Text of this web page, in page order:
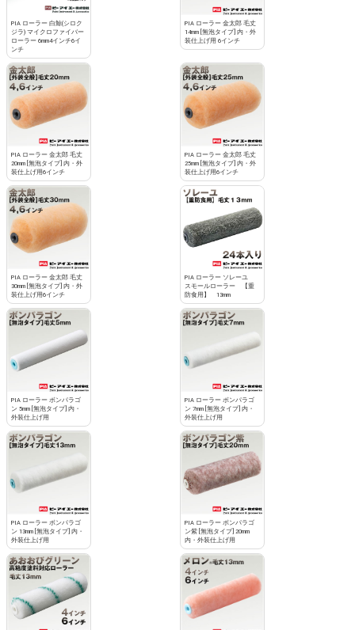
PIA ローラー 白鯨(シロク
ジラ) マイクロファイバー
ローラー 6mm4インチ6イ
ンチ
PIA ローラー 金太郎 毛丈
14mm [無泡タイプ] 内・外
装仕上げ用 6インチ
PIA ローラー 金太郎 毛丈
20mm [無泡タイプ] 内・外
装仕上げ用6インチ
PIA ローラー 金太郎 毛丈
25mm [無泡タイプ] 内・外
装仕上げ用6インチ
PIA ローラー 金太郎 毛丈
30mm [無泡タイプ] 内・外
装仕上げ用6インチ
PIA ローラー ソレーユ
スモールローラー 【重
防食用】 13mm
PIA ローラー ボンパラゴ
ン 5mm [無泡タイプ] 内・
外装仕上げ用
PIA ローラー ボンパラゴ
ン 7mm [無泡タイプ] 内・
外装仕上げ用
PIA ローラー ボンパラゴ
ン 13mm [無泡タイプ] 内・
外装仕上げ用
PIA ローラー ボンパラゴ
ン紫 [無泡タイプ] 20mm
内・外装仕上げ用